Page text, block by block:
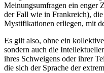
Meinungsumfragen ein enger
der Fall wie in Frankreich),
Mystifikationen erliegen, mit
Es gilt also, ohne ein
sondern auch die
ihres Schweigens oder ihrer
die sich der Sprache der